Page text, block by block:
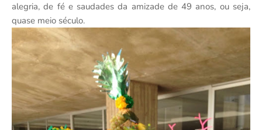
alegria, de fé e saudades da amizade de 49 anos, ou seja,
quase meio século.